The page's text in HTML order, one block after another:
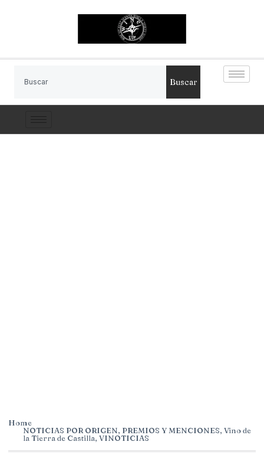
Buscar
Home
NOTICIAS POR ORIGEN, PREMIOS Y MENCIONES, Vino de
la Tierra de Castilla, VINOTICIAS